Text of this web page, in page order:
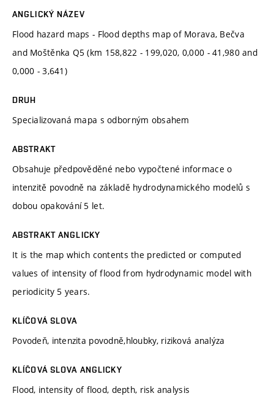
ANGLICKÝ NÁZEV
Flood hazard maps - Flood depths map of Morava, Bečva
and Moštěnka Q5 (km 158,822 - 199,020, 0,000 - 41,980 and
0,000 - 3,641)
DRUH
Specializovaná mapa s odborným obsahem
ABSTRAKT
Obsahuje předpověděné nebo vypočtené informace o
intenzitě povodně na základě hydrodynamického modelů s
dobou opakování 5 let.
ABSTRAKT ANGLICKY
It is the map which contents the predicted or computed
values of intensity of flood from hydrodynamic model with
periodicity 5 years.
KLÍČOVÁ SLOVA
Povodeň, intenzita povodně,hloubky, riziková analýza
KLÍČOVÁ SLOVA ANGLICKY
Flood, intensity of flood, depth, risk analysis